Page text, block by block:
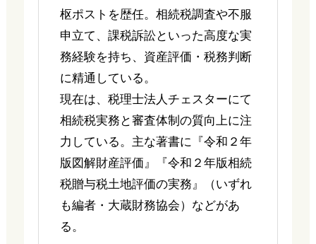
枢ポストを歴任。相続税調査や不服
申立て、課税訴訟といった高度な実
務経験を持ち、資産評価・税務判断
に精通している。
現在は、税理士法人チェスターにて
相続税実務と審査体制の質向上に注
力している。主な著書に『令和２年
版図解財産評価』『令和２年版相続
税贈与税土地評価の実務』（いずれ
も編者・大蔵財務協会）などがあ
る。